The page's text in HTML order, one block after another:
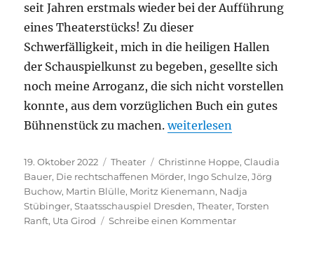
seit Jahren erstmals wieder bei der Aufführung
eines Theaterstücks! Zu dieser
Schwerfälligkeit, mich in die heiligen Hallen
der Schauspielkunst zu begeben, gesellte sich
noch meine Arroganz, die sich nicht vorstellen
konnte, aus dem vorzüglichen Buch ein gutes
Bühnenstück zu machen.„Die rechtschaffenen
weiterlesen
Veröffentlicht
am
19. Oktober 2022 Kategorien
Theater Schlagwörter
Christinne Hoppe,Claudia
Bauer, Die rechtschaffenen Mörder, Ingo Schulze,Jörg
Buchow, Martin Blülle, Moritz Kienemann, Nadja
Stübinger,Staatsschauspiel Dresden,Theater,Torsten
Ranft, Uta Girod Schreibe einen Kommentarzu